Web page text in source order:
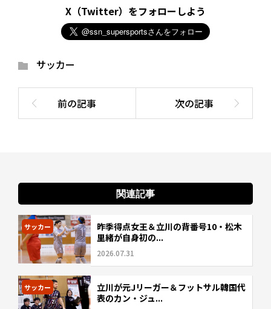
X（Twitter）をフォローしよう
サッカー
関連記事
サッカー
昨季得点女王＆立川の背番号10・松木
里緒が自身初の...
2026.07.31
サッカー
立川が元Jリーガー＆フットサル韓国代
表のカン・ジュ...